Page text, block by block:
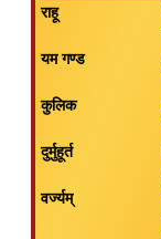
राहू
यम गण्ड
कुलिक
दुर्मुहूर्त
वर्ज्यम्